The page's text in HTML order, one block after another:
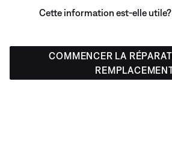
Cette information est-elle utile?
COMMENCER LA